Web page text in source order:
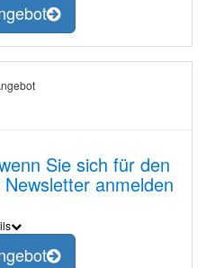
Sie sich für den
anmelden